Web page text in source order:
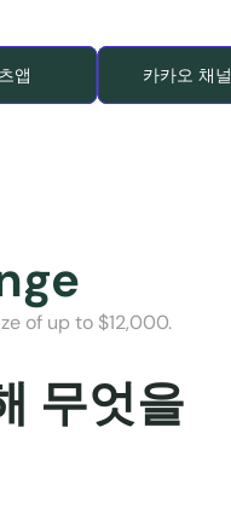
앱 카카오 채널
of up to $12,000.
무엇을